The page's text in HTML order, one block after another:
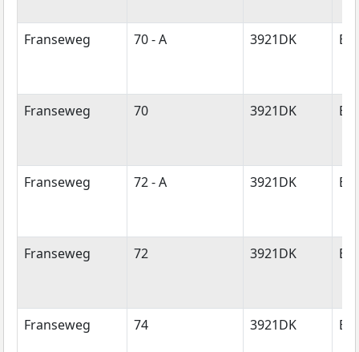
Franseweg 70 - A 3921DK
Franseweg 70 3921DK
Franseweg 72 - A 3921DK
Franseweg 72 3921DK
Franseweg 74 3921DK